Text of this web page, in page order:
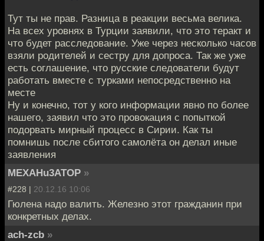
Тут ты не прав. Разница в реакции весьма велика.
На всех уровнях в Турции заявили, что это теракт и
что будет расследование. Уже через несколько часов
взяли родителей и сестру для допроса. Так же уже
есть соглашение, что русские следователи будут
работать вместе с турками непосредственно на
месте
Ну и конечно, тот у кого информации явно по более
нашего, заявил что это провокация с попыткой
подорвать мирный процесс в Сирии. Как ты
помнишь после сбитого самолёта он делал иные
заявления
MEXAHu3ATOP »
#228 | 20.12.16 10:06
Гюлена надо валить. Железно этот гражданин при
конкретных делах.
ach-zcb »